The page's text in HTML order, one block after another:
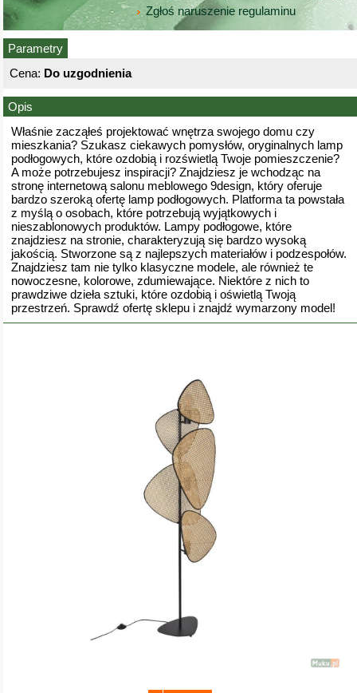
Zgłoś naruszenie regulaminu
Parametry
Cena: Do uzgodnienia
Opis
Właśnie zacząłeś projektować wnętrza swojego domu czy
mieszkania? Szukasz ciekawych pomysłów, oryginalnych lamp
podłogowych, które ozdobią i rozświetlą Twoje pomieszczenie?
A może potrzebujesz inspiracji? Znajdziesz je wchodząc na
stronę internetową salonu meblowego 9design, który oferuje
bardzo szeroką ofertę lamp podłogowych. Platforma ta powstała
z myślą o osobach, które potrzebują wyjątkowych i
nieszablonowych produktów. Lampy podłogowe, które
znajdziesz na stronie, charakteryzują się bardzo wysoką
jakością. Stworzone są z najlepszych materiałów i podzespołów.
Znajdziesz tam nie tylko klasyczne modele, ale również te
nowoczesne, kolorowe, zdumiewające. Niektóre z nich to
prawdziwe dzieła sztuki, które ozdobią i oświetlą Twoją
przestrzeń. Sprawdź ofertę sklepu i znajdź wymarzony model!